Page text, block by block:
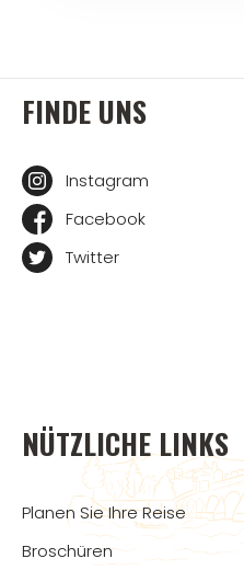
FINDE UNS
Instagram
Facebook
Twitter
NÜTZLICHE LINKS
Planen Sie Ihre Reise
Broschüren